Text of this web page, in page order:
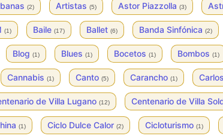
(2) Artistas (5) Astor Piazzolla (3)
(1) Baile (17) Ballet (6) Banda Sinfónica (2)
Blog (1) Blues (1) Bocetos (1) Bombos (1)
Cannabis (1) Canto (5) Carancho (1)
de Villa Lugano (12) Centenario de Villa
(1) Ciclo Dulce Calor (2) Cicloturismo (1)